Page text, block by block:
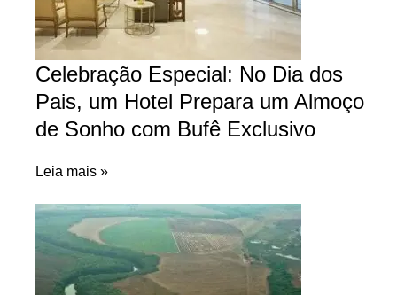
Celebração Especial: No Dia dos
Pais, um Hotel Prepara um Almoço
de Sonho com Bufê Exclusivo
Leia mais »